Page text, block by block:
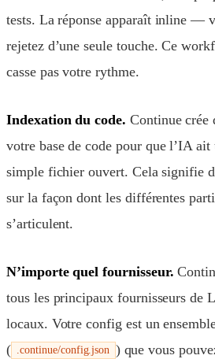
tests. La réponse apparaît inline —
rejetez d’une seule touche. Ce
casse pas votre rythme.
Indexation du code. Continue crée
votre base de code pour que l’IA
simple fichier ouvert. Cela signifie
sur la façon dont les différentes
s’articulent.
N’importe quel fournisseur.
tous les principaux fournisseurs de
locaux. Votre config est un
( .continue/config.json ) que vous